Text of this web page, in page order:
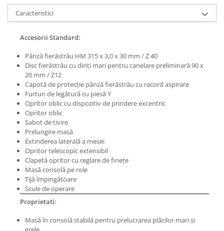
Masini de ascutit burghie
Masini de lustruit
Masini de rectificat plan
Masini de rectificat rotund
Masini de satinat
Masini de slefuit combinate
Masini de slefuit cu banda
Masini de slefuit cu disc
Masini de slefuit cu mediu umed si
uscat
Masini de slefuit cutite de gravat
Masini de tesit
Masini pentru slefuit tevi
Masini universale de ascutit
Masini de filetat
Caracteristici
Accesorii Standard:
Pânză fierăstrău HM 315 x 3,0 x 30 mm / Z 40
Disc fierăstrău cu dinţi mari pentru canelare preliminară 90 x
20 mm / Z12
Capotă de protecţie pânză fierăstrău cu racord aspirare
Furtun de legătură cu piesă Y
Opritor oblic cu dispozitiv de prindere excentric
Opritor oblic
Sabot de tivire
Prelungire masă
Extinderea laterală a mesei
Opritor telescopic extensibil
Clapetă opritor cu reglare de fineţe
Masă consolă pe role
Tijă împingătoare
Scule de operare
Proprietati:
Masă în consolă stabilă pentru prelucrarea plăcilor mari şi